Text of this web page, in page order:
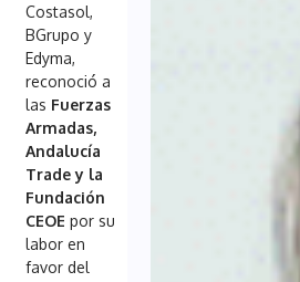
Costasol,
BGrupo y
Edyma,
reconoció a
las Fuerzas
Armadas,
Andalucía
Trade y la
Fundación
CEOE por su
labor en
favor del